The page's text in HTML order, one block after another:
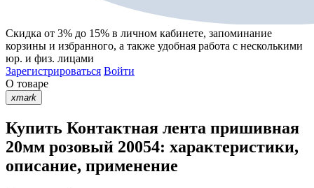
Скидка от 3% до 15% в личном кабинете, запоминание
корзины и избранного, а также удобная работа с несколькими
юр. и физ. лицами
Зарегистрироваться Войти
О товаре
xmark
Купить Контактная лента пришивная
20мм розовый 20054: характеристики,
описание, применение